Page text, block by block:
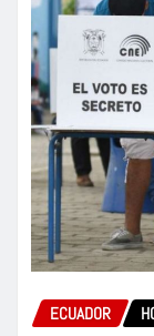
ECUADOR